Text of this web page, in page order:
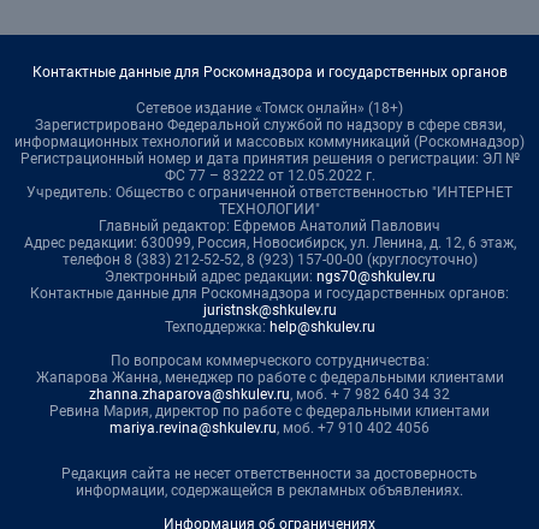
Контактные данные для Роскомнадзора и государственных органов
Сетевое издание «Томск онлайн» (18+)
Зарегистрировано Федеральной службой по надзору в сфере связи,
информационных технологий и массовых коммуникаций (Роскомнадзор)
Регистрационный номер и дата принятия решения о регистрации: ЭЛ №
ФС 77 – 83222 от 12.05.2022 г.
Учредитель: Общество с ограниченной ответственностью "ИНТЕРНЕТ
ТЕХНОЛОГИИ"
Главный редактор: Ефремов Анатолий Павлович
Адрес редакции: 630099, Россия, Новосибирск, ул. Ленина, д. 12, 6 этаж,
телефон 8 (383) 212-52-52, 8 (923) 157-00-00 (круглосуточно)
Электронный адрес редакции: ngs70@shkulev.ru
Контактные данные для Роскомнадзора и государственных органов:
juristnsk@shkulev.ru
Техподдержка: help@shkulev.ru
По вопросам коммерческого сотрудничества:
Жапарова Жанна, менеджер по работе с федеральными клиентами
zhanna.zhaparova@shkulev.ru, моб. + 7 982 640 34 32
Ревина Мария, директор по работе с федеральными клиентами
mariya.revina@shkulev.ru, моб. +7 910 402 4056
Редакция сайта не несет ответственности за достоверность
информации, содержащейся в рекламных объявлениях.
Информация об ограничениях